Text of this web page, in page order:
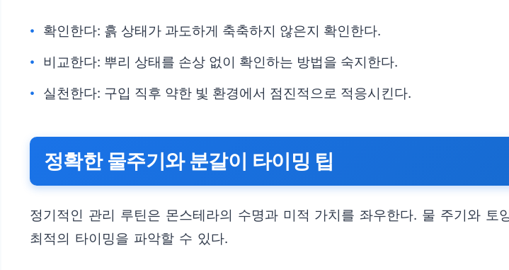
확인한다: 흙 상태가 과도하게 축축하지 않은지 확인한다.
비교한다: 뿌리 상태를 손상 없이 확인하는 방법을 숙지한다.
실천한다: 구입 직후 약한 빛 환경에서 점진적으로 적응시킨다.
정확한 물주기와 분갈이 타이밍 팁
정기적인 관리 루틴은 몬스테라의 수명과 미적 가치를 좌우한다. 물 주기와
최적의 타이밍을 파악할 수 있다.